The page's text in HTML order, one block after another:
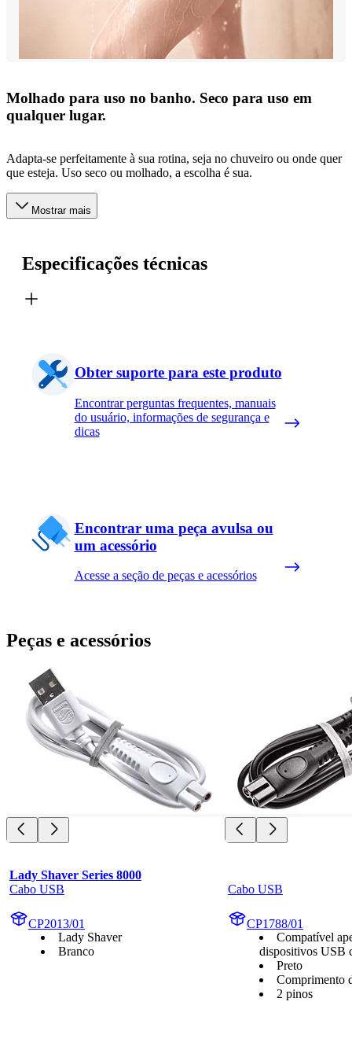
Molhado para uso no banho. Seco para uso em
qualquer lugar.
Adapta-se perfeitamente à sua rotina, seja no chuveiro ou onde quer
que esteja. Uso seco ou molhado, a escolha é sua.
Mostrar mais
Especificações técnicas
Obter suporte para este produto
Encontrar perguntas frequentes, manuais
do usuário, informações de segurança e
dicas
Encontrar uma peça avulsa ou
um acessório
Acesse a seção de peças e acessórios
Peças e acessórios
Lady Shaver Series 8000
Cabo USB
CP2013/01
Lady Shaver
Branco
Cabo USB
CP1788/01
Compatível
dispositivos USB
Preto
Comprimento
2 pinos